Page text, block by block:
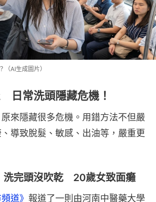
（AI生成圖片）
日常洗頭隱藏危機！
來隱藏很多危機。用錯方法不但嚴
導致脫髮、敏感、出油等，嚴重更
洗完頭沒吹乾 20歲女致面癱
道》 報道了一則由河南中醫藥大學